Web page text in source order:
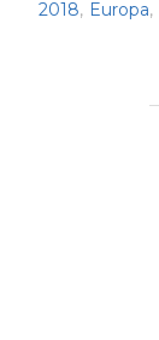
2018, Europa,